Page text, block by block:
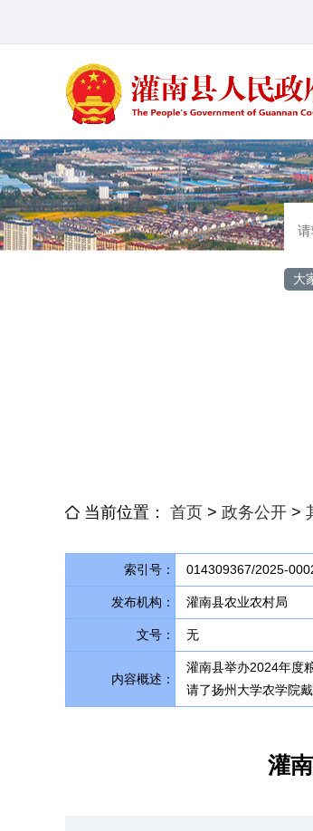
大
当前位置： 首页 > 政务公开 >
索引号： 014309367/2025-
发布机构： 灌南县农业农村局
文号： 无
内容概述：
灌南县举办2024年度
请了扬州大学农学院
灌